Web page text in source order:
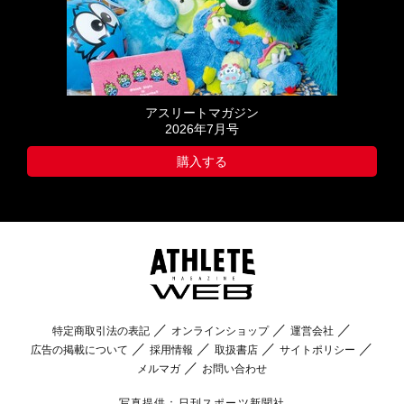
アスリートマガジン
2026年7月号
購入する
特定商取引法の表記 オンラインショップ
運営会社
広告の掲載について
採用情報 取扱書店
サイトポリシー
メルマガ
お問い合わせ